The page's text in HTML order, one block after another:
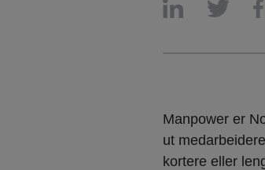
Manpower er
ut
kortere eller